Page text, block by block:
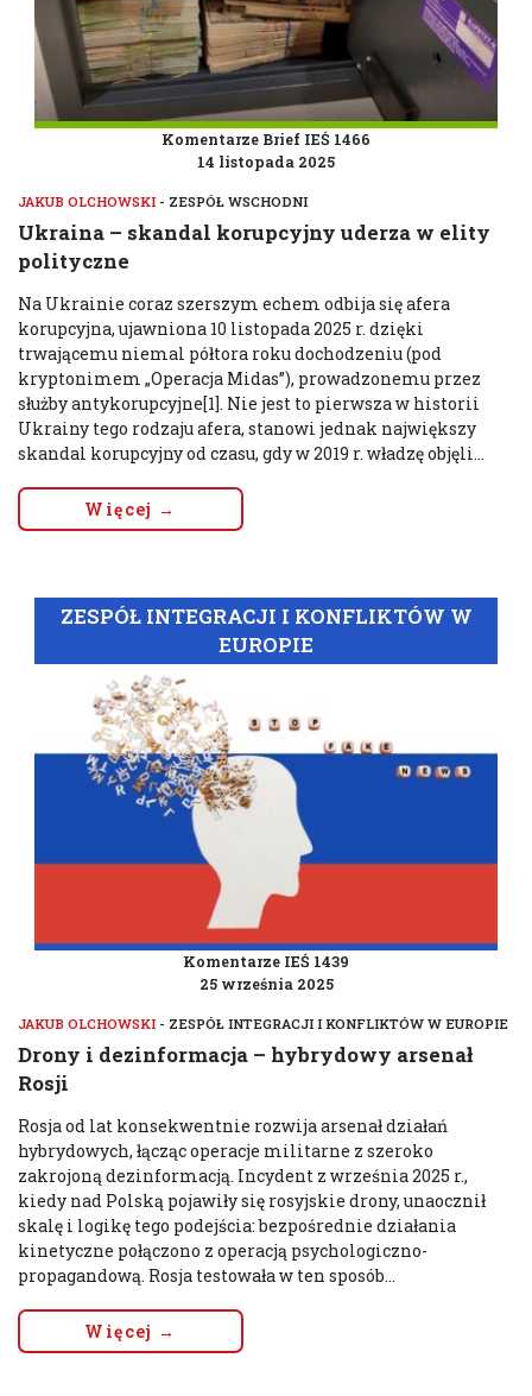
Komentarze Brief IEŚ 1466
14 listopada 2025
JAKUB OLCHOWSKI - ZESPÓŁ WSCHODNI
Ukraina – skandal korupcyjny uderza w elity
polityczne
Na Ukrainie coraz szerszym echem odbija się afera
korupcyjna, ujawniona 10 listopada 2025 r. dzięki
trwającemu niemal półtora roku dochodzeniu (pod
kryptonimem „Operacja Midas”), prowadzonemu przez
służby antykorupcyjne[1]. Nie jest to pierwsza w historii
Ukrainy tego rodzaju afera, stanowi jednak największy
skandal korupcyjny od czasu, gdy w 2019 r. władzę objęli...
Więcej →
ZESPÓŁ INTEGRACJI I KONFLIKTÓW W
EUROPIE
Komentarze IEŚ 1439
25 września 2025
JAKUB OLCHOWSKI - ZESPÓŁ INTEGRACJI I KONFLIKTÓW W EUROPIE
Drony i dezinformacja – hybrydowy arsenał
Rosji
Rosja od lat konsekwentnie rozwija arsenał działań
hybrydowych, łącząc operacje militarne z szeroko
zakrojoną dezinformacją. Incydent z września 2025 r.,
kiedy nad Polską pojawiły się rosyjskie drony, unaocznił
skalę i logikę tego podejścia: bezpośrednie działania
kinetyczne połączono z operacją psychologiczno-
propagandową. Rosja testowała w ten sposób...
Więcej →